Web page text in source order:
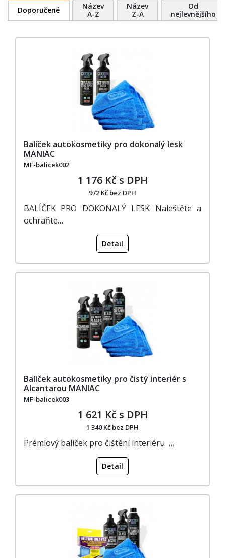
Doporučené
Název
A-Z
Název
Z-A
Od
nejlevnějšího
Balíček autokosmetiky pro dokonalý lesk
MANIAC
MF-balicek002
1 176 Kč s DPH
972 Kč bez DPH
BALÍČEK PRO DOKONALÝ LESK Naleštěte a
ochraňte…
Detail
Balíček autokosmetiky pro čistý interiér s
Alcantarou MANIAC
MF-balicek003
1 621 Kč s DPH
1 340 Kč bez DPH
Prémiový balíček pro čištění interiéru …
Detail